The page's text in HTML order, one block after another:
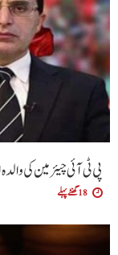
پی ٹی آئی چیئرمین کی
18 گھنٹے پہلے